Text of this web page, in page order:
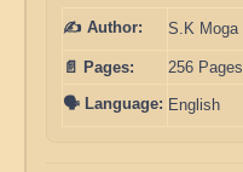
✍️ Author: S.K Moga
📄 Pages:
256 Pages
🗣️ Language: English